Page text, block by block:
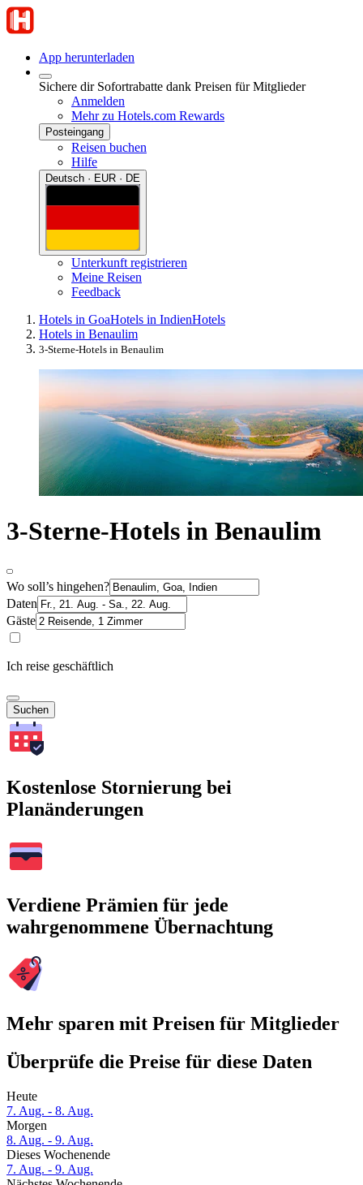
App herunterladen
Sichere dir Sofortrabatte dank Preisen für Mitglieder
Anmelden
Mehr zu Hotels.com Rewards
Posteingang
Reisen buchen
Hilfe
Deutsch · EUR · DE
Unterkunft registrieren
Meine Reisen
Feedback
Hotels in GoaHotels in IndienHotels
Hotels in Benaulim
3-Sterne-Hotels in Benaulim
3-Sterne-Hotels in Benaulim
Wo soll’s hingehen?
Daten
Gäste
Ich reise geschäftlich
Suchen
Kostenlose Stornierung bei
Planänderungen
Verdiene Prämien für jede
wahrgenommene Übernachtung
Mehr sparen mit Preisen für Mitglieder
Überprüfe die Preise für diese Daten
Heute
7. Aug. - 8. Aug.
Morgen
8. Aug. - 9. Aug.
Dieses Wochenende
7. Aug. - 9. Aug.